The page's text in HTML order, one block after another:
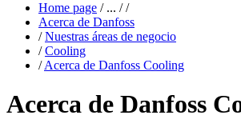
Home page /... / /
Acerca de Danfoss
/ Nuestras áreas de negocio
/ Cooling
/ Acerca de Danfoss Cooling
Acerca de Danfoss